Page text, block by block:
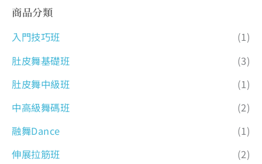
商品分類
入門技巧班
(1)
肚皮舞基礎班
(3)
肚皮舞中級班
(1)
中高級舞碼班
(2)
融舞Dance
(1)
伸展拉筋班
(2)